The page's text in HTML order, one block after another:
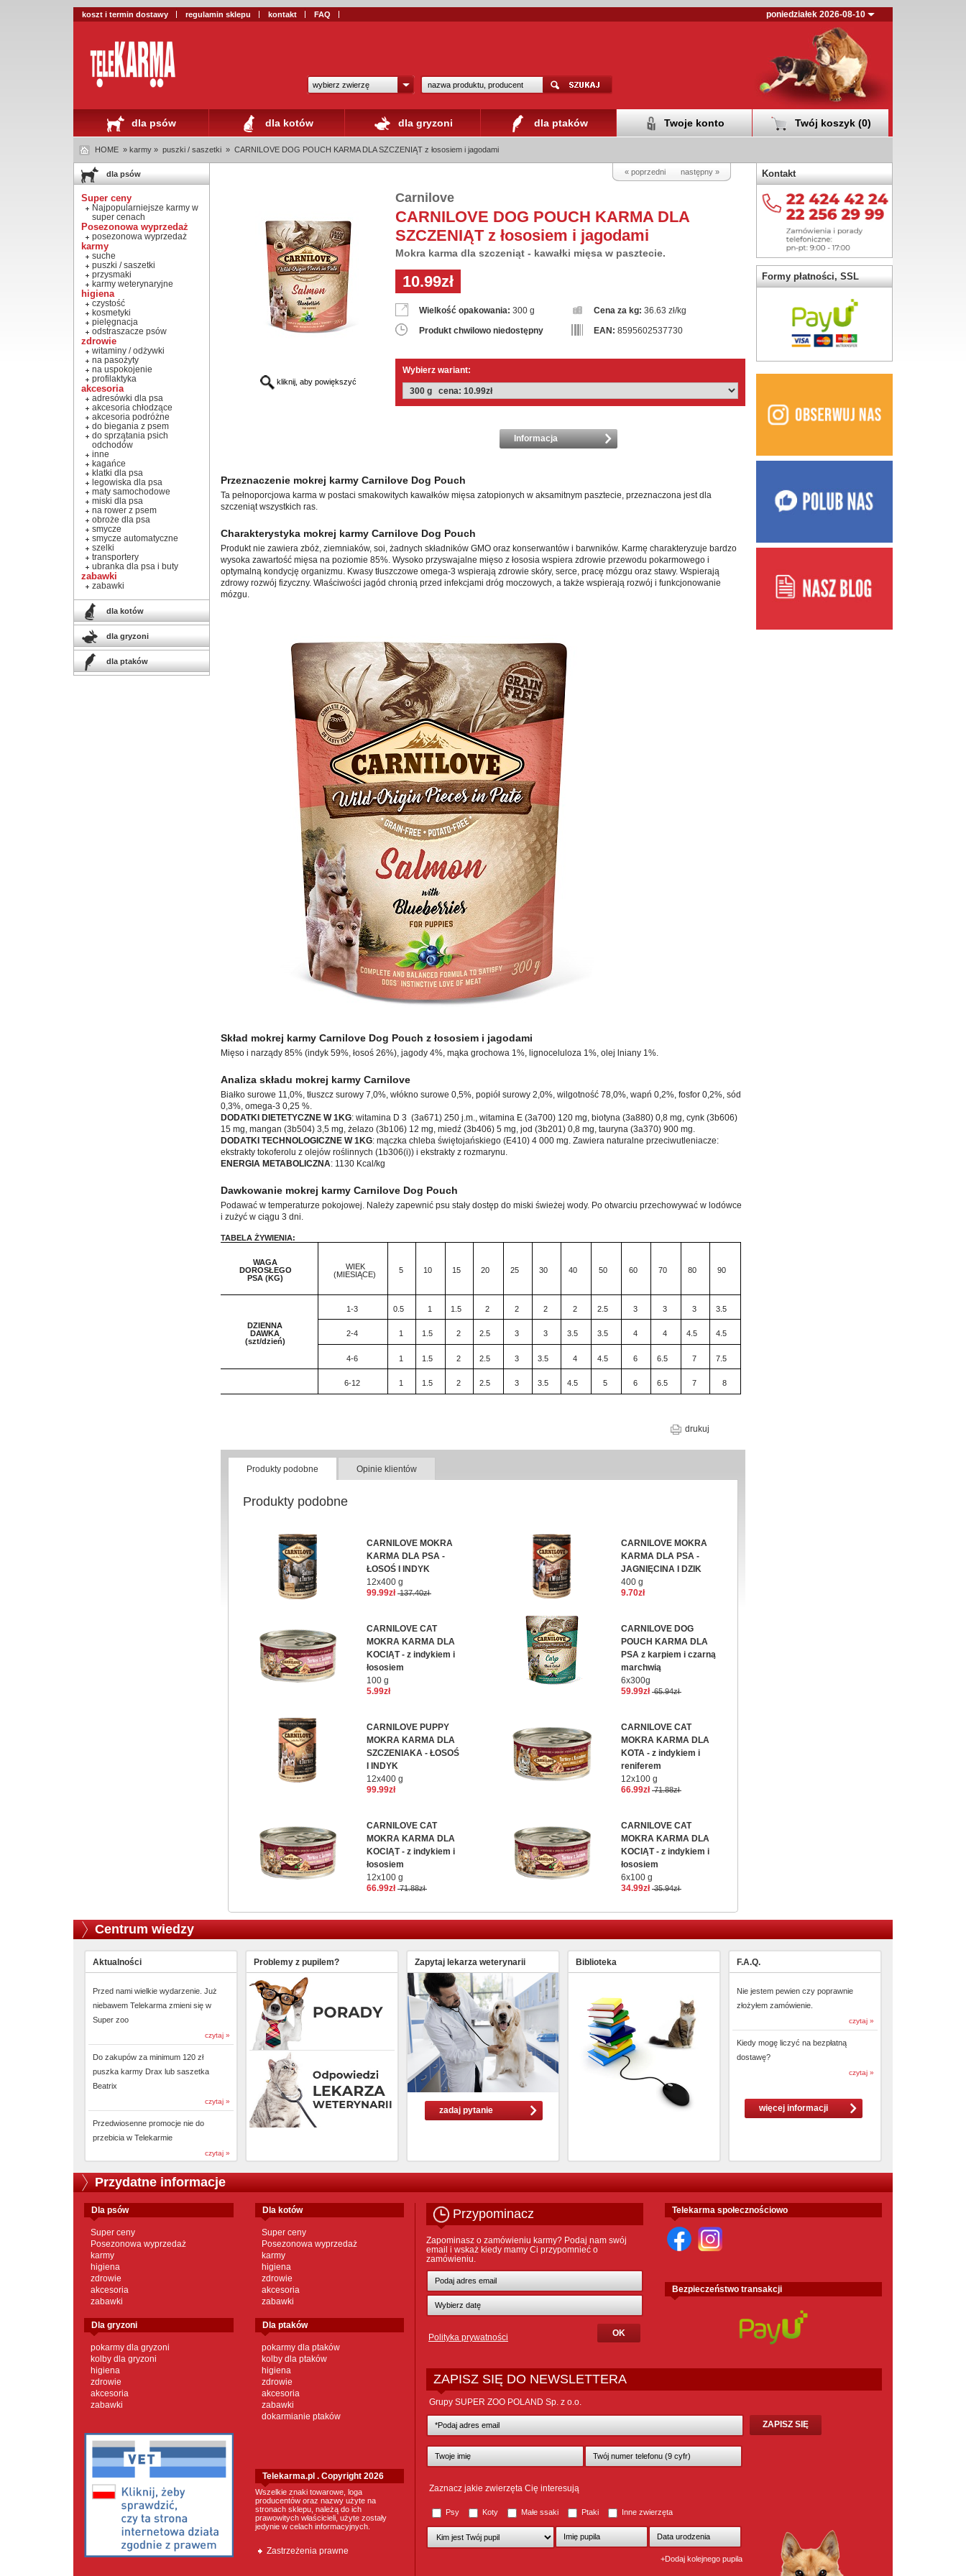
koszt i termin dostawy regulamin sklepu kontakt FAQ poniedziałek 2026-08-10
wybierz zwierzę
dla psów dla kotów dla gryzoni dla ptaków Twoje konto Twój koszyk (0)
HOME » karmy » puszki / saszetki » CARNILOVE DOG POUCH KARMA DLA SZCZENIĄT z łososiem i jagodami
dla psów
Super ceny
Najpopularniejsze karmy w
super cenach
Posezonowa wyprzedaż
posezonowa wyprzedaż
karmy
suche
puszki / saszetki
przysmaki
karmy weterynaryjne
higiena
czystość
kosmetyki
pielęgnacja
odstraszacze psów
zdrowie
witaminy / odżywki
na pasożyty
na uspokojenie
profilaktyka
akcesoria
adresówki dla psa
akcesoria chłodzące
akcesoria podróżne
do biegania z psem
do sprzątania psich
odchodów
inne
kagańce
klatki dla psa
legowiska dla psa
maty samochodowe
miski dla psa
na rower z psem
obroże dla psa
smycze
smycze automatyczne
szelki
transportery
ubranka dla psa i buty
zabawki
zabawki
dla kotów
dla gryzoni
dla ptaków
« poprzedni następny »
kliknij, aby powiększyć
Carnilove
CARNILOVE DOG POUCH KARMA DLA
SZCZENIĄT z łososiem i jagodami
Mokra karma dla szczeniąt - kawałki mięsa w pasztecie.
10.99zł
Wielkość opakowania: 300 g Cena za kg: 36.63 zł/kg
Produkt chwilowo niedostępny
EAN: 8595602537730
Wybierz wariant:
Informacja
Przeznaczenie mokrej karmy Carnilove Dog Pouch
Ta pełnoporcjowa karma w postaci smakowitych kawałków mięsa zatopionych w aksamitnym pasztecie, przeznaczona jest dla
szczeniąt wszystkich ras.
Charakterystyka mokrej karmy Carnilove Dog Pouch
Produkt nie zawiera zbóż, ziemniaków, soi, żadnych składników GMO oraz konserwantów i barwników. Karmę charakteryzuje bardzo
wysoka zawartość mięsa na poziomie 85%. Wysoko przyswajalne mięso z łososia wspiera zdrowie przewodu pokarmowego i
optymalną kondycję organizmu. Kwasy tłuszczowe omega-3 wspierają zdrowie skóry, serce, pracę mózgu oraz stawy. Wspierają
zdrowy rozwój fizyczny. Właściwości jagód chronią przed infekcjami dróg moczowych, a także wspierają rozwój i funkcjonowanie
mózgu.
Skład mokrej karmy Carnilove Dog Pouch z łososiem i jagodami
Mięso i narządy 85% (indyk 59%, łosoś 26%), jagody 4%, mąka grochowa 1%, lignoceluloza 1%, olej lniany 1%.
Analiza składu mokrej karmy Carnilove
Białko surowe 11,0%, tłuszcz surowy 7,0%, włókno surowe 0,5%, popiół surowy 2,0%, wilgotność 78,0%, wapń 0,2%, fosfor 0,2%, sód
0,3%, omega-3 0,25 %.
DODATKI DIETETYCZNE W 1KG: witamina D 3 (3a671) 250 j.m., witamina E (3a700) 120 mg, biotyna (3a880) 0,8 mg, cynk (3b606)
15 mg, mangan (3b504) 3,5 mg, żelazo (3b106) 12 mg, miedź (3b406) 5 mg, jod (3b201) 0,8 mg, tauryna (3a370) 900 mg.
DODATKI TECHNOLOGICZNE W 1KG: mączka chleba świętojańskiego (E410) 4 000 mg. Zawiera naturalne przeciwutleniacze:
ekstrakty tokoferolu z olejów roślinnych (1b306(i)) i ekstrakty z rozmarynu.
ENERGIA METABOLICZNA: 1130 Kcal/kg
Dawkowanie mokrej karmy Carnilove Dog Pouch
Podawać w temperaturze pokojowej. Należy zapewnić psu stały dostęp do miski świeżej wody. Po otwarciu przechowywać w lodówce
i zużyć w ciągu 3 dni.
TABELA ŻYWIENIA:
WAGA
DOROSŁEGO
PSA (KG)
WIEK
(MIESIĄCE)
5 10 15 20 25 30 40 50 60 70 80 90
DZIENNA
DAWKA
(szt/dzień)
1-3 0.5 1 1.5 2 2 2 2 2.5 3 3 3 3.5
2-4 1 1.5 2 2.5 3 3 3.5 3.5 4 4 4.5 4.5
4-6 1 1.5 2 2.5 3 3.5 4 4.5 6 6.5 7 7.5
6-12 1 1.5 2 2.5 3 3.5 4.5 5 6 6.5 7 8
drukuj
Produkty podobne Opinie klientów
Produkty podobne
CARNILOVE MOKRA
KARMA DLA PSA -
ŁOSOŚ I INDYK
12x400 g
99.99zł 137.40zł
CARNILOVE MOKRA
KARMA DLA PSA -
JAGNIĘCINA I DZIK
400 g
9.70zł
CARNILOVE CAT
MOKRA KARMA DLA
KOCIĄT - z indykiem i
łososiem
100 g
5.99zł
CARNILOVE DOG
POUCH KARMA DLA
PSA z karpiem i czarną
marchwią
6x300g
59.99zł 65.94zł
CARNILOVE PUPPY
MOKRA KARMA DLA
SZCZENIAKA - ŁOSOŚ
I INDYK
12x400 g
99.99zł
CARNILOVE CAT
MOKRA KARMA DLA
KOTA - z indykiem i
reniferem
12x100 g
66.99zł 71.88zł
CARNILOVE CAT
MOKRA KARMA DLA
KOCIĄT - z indykiem i
łososiem
12x100 g
66.99zł 71.88zł
CARNILOVE CAT
MOKRA KARMA DLA
KOCIĄT - z indykiem i
łososiem
6x100 g
34.99zł 35.94zł
Kontakt
Formy płatności, SSL
Centrum wiedzy
Aktualności
Przed nami wielkie wydarzenie. Już
niebawem Telekarma zmieni się w
Super zoo
czytaj »
Do zakupów za minimum 120 zł
puszka karmy Drax lub saszetka
Beatrix
czytaj »
Przedwiosenne promocje nie do
przebicia w Telekarmie
czytaj »
Problemy z pupilem? Zapytaj lekarza weterynarii
zadaj pytanie
Biblioteka F.A.Q.
Nie jestem pewien czy poprawnie
złożyłem zamówienie.
czytaj »
Kiedy mogę liczyć na bezpłatną
dostawę?
czytaj »
więcej informacji
Przydatne informacje
dla psów
Super ceny
Posezonowa wyprzedaż
karmy
higiena
zdrowie
akcesoria
zabawki
dla kotów
Super ceny
Posezonowa wyprzedaż
karmy
higiena
zdrowie
akcesoria
zabawki
dla gryzoni
pokarmy dla gryzoni
kolby dla gryzoni
higiena
zdrowie
akcesoria
zabawki
dla ptaków
pokarmy dla ptaków
kolby dla ptaków
higiena
zdrowie
akcesoria
zabawki
dokarmianie ptaków
Telekarma.pl . Copyright 2026
Wszelkie znaki towarowe, loga
producentów oraz nazwy użyte na
stronach sklepu, należą do ich
prawowitych właścicieli, użyte zostały
jedynie w celach informacyjnych.
Zastrzeżenia prawne
Przypominacz
Zapominasz o zamówieniu karmy? Podaj nam swój
email i wskaż kiedy mamy Ci przypomnieć o
zamówieniu.
Polityka prywatności
Telekarma społecznościowo
Bezpieczeństwo transakcji
ZAPISZ SIĘ DO NEWSLETTERA
Grupy SUPER ZOO POLAND Sp. z o.o.
Zaznacz jakie zwierzęta Cię interesują
Psy Koty Małe ssaki Ptaki Inne zwierzęta
+Dodaj kolejnego pupila